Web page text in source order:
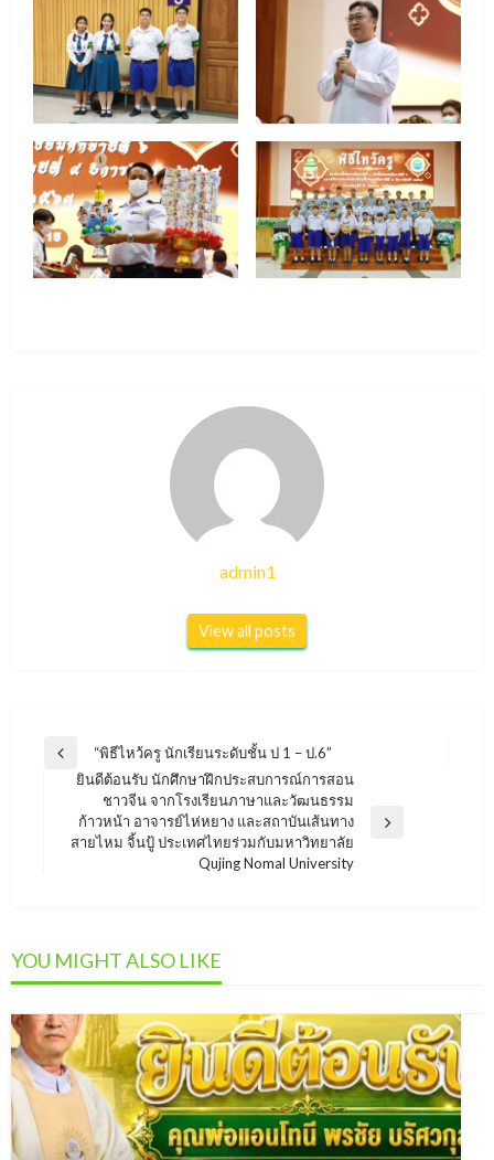
admin1
View all posts
แนะแนว
เรื่อง
Previous “พิธีไหว้ครู นักเรียนระดับชั้น ป 1 – ป.6”
Next
Post
ยินดีต้อนรับ นักศึกษาฝึกประสบการณ์การสอน
ชาวจีน จากโรงเรียนภาษาและวัฒนธรรม
ก้าวหน้า อาจารย์ไห่หยาง และสถาบันเส้นทาง
สายไหม จิ้นปู้ ประเทศไทยร่วมกับมหาวิทยาลัย
Qujing Nomal University
YOU MIGHT ALSO LIKE